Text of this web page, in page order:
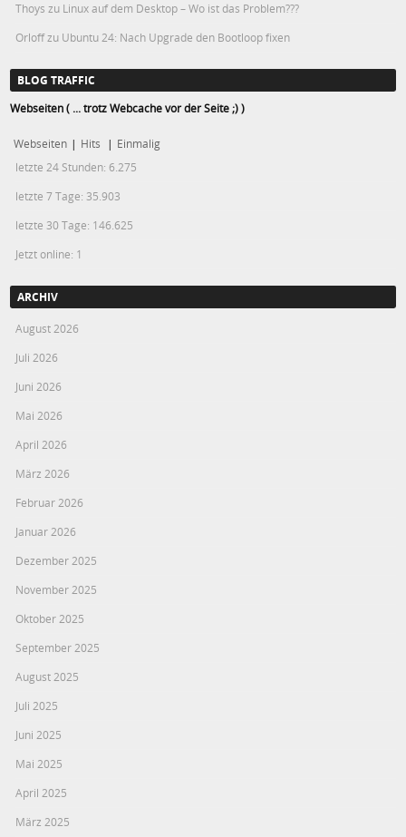
Thoys zu Linux auf dem Desktop – Wo ist das Problem???
Orloffzu Ubuntu 24: Nach Upgrade den Bootloop fixen
BLOG TRAFFIC
Webseiten ( ... trotz Webcache vor der Seite ;) )
Webseiten | Hits | Einmalig
letzte 24 Stunden:6.275
letzte 7 Tage: 35.903
letzte 30 Tage: 146.625
Jetzt online: 1
ARCHIV
August 2026
Juli 2026
Juni 2026
Mai 2026
April 2026
März 2026
Februar 2026
Januar 2026
Dezember 2025
November 2025
Oktober 2025
September 2025
August 2025
Juli 2025
Juni 2025
Mai 2025
April 2025
März 2025